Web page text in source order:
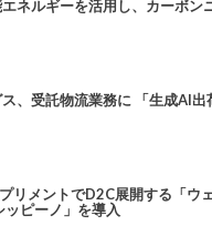
ネルギーを活用し、カーボン
、受託物流業務に 「生成AI出
リメントでD2C展開する「ウ
ピーノ」を導入